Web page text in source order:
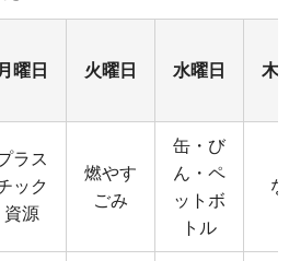
月曜日 火曜日 水曜日 木
ラス
ック
資源
燃やす
ごみ
缶・び
ん・ペ
ットボ
トル